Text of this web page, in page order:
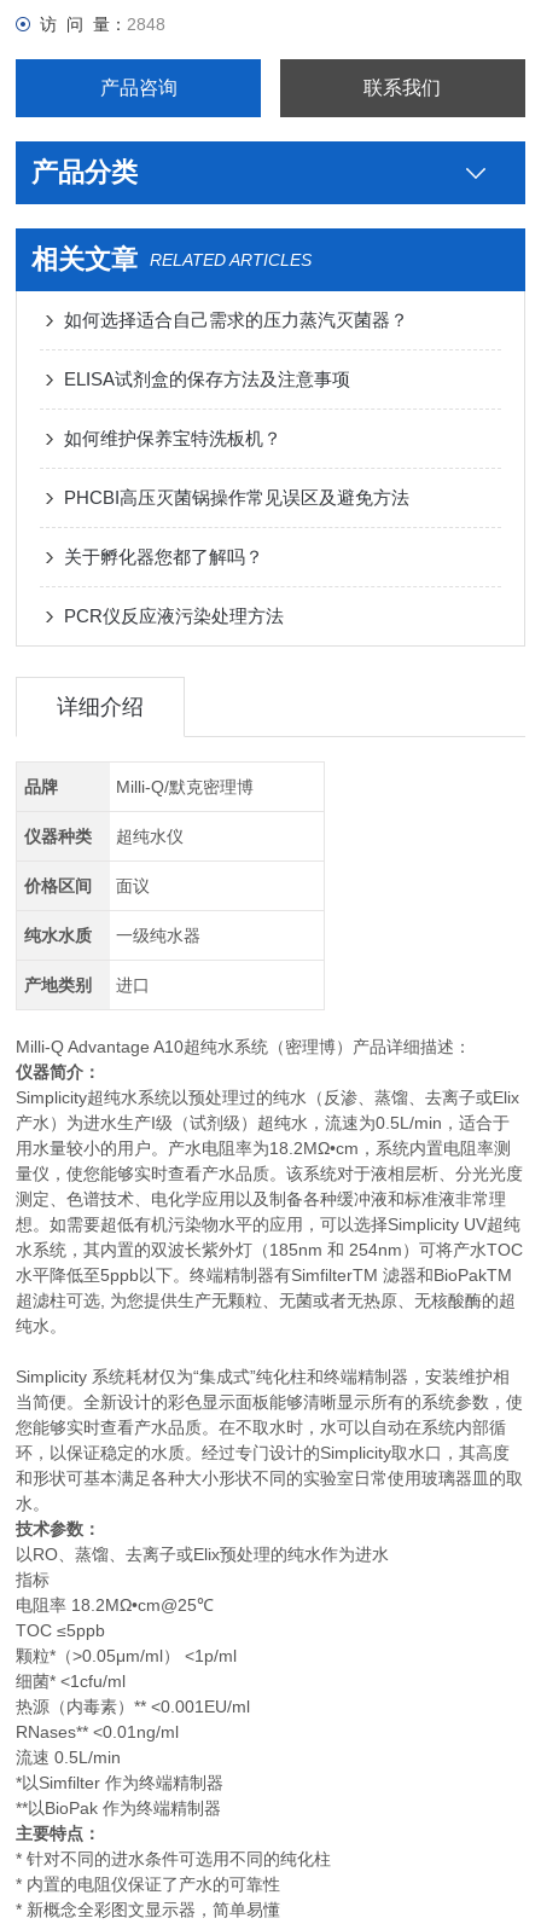
访 问 量： 2848
产品咨询 联系我们
产品分类
相关文章 RELATED ARTICLES
如何选择适合自己需求的压力蒸汽灭菌器？
ELISA试剂盒的保存方法及注意事项
如何维护保养宝特洗板机？
PHCBI高压灭菌锅操作常见误区及避免方法
关于孵化器您都了解吗？
PCR仪反应液污染处理方法
详细介绍
品牌 Milli-Q/默克密理博
仪器种类 超纯水仪
价格区间 面议
纯水水质 一级纯水器
产地类别 进口
Milli-Q Advantage A10超纯水系统（密理博）产品详细描述：
仪器简介：
Simplicity超纯水系统以预处理过的纯水（反渗、蒸馏、去离子或Elix
产水）为进水生产I级（试剂级）超纯水，流速为0.5L/min，适合于
用水量较小的用户。产水电阻率为18.2MΩ•cm，系统内置电阻率测
量仪，使您能够实时查看产水品质。该系统对于液相层析、分光光度
测定、色谱技术、电化学应用以及制备各种缓冲液和标准液非常理
想。如需要超低有机污染物水平的应用，可以选择Simplicity UV超纯
水系统，其内置的双波长紫外灯（185nm 和 254nm）可将产水TOC
水平降低至5ppb以下。终端精制器有SimfilterTM 滤器和BioPakTM
超滤柱可选, 为您提供生产无颗粒、无菌或者无热原、无核酸酶的超
纯水。
Simplicity 系统耗材仅为“集成式”纯化柱和终端精制器，安装维护相
当简便。全新设计的彩色显示面板能够清晰显示所有的系统参数，使
您能够实时查看产水品质。在不取水时，水可以自动在系统内部循
环，以保证稳定的水质。经过专门设计的Simplicity取水口，其高度
和形状可基本满足各种大小形状不同的实验室日常使用玻璃器皿的取
水。
技术参数：
以RO、蒸馏、去离子或Elix预处理的纯水作为进水
指标
电阻率 18.2MΩ•cm@25℃
TOC ≤5ppb
颗粒*（>0.05μm/ml） <1p/ml
细菌* <1cfu/ml
热源（内毒素）** <0.001EU/ml
RNases** <0.01ng/ml
流速 0.5L/min
*以Simfilter 作为终端精制器
**以BioPak 作为终端精制器
主要特点：
* 针对不同的进水条件可选用不同的纯化柱
* 内置的电阻仪保证了产水的可靠性
* 新概念全彩图文显示器，简单易懂